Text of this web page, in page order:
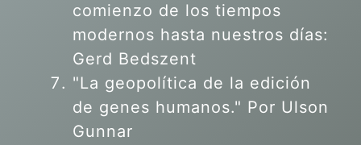
comienzo de los tiempos
modernos hasta nuestros días:
Gerd Bedszent
"La geopolítica de la edición
de genes humanos." Por Ulson
Gunnar